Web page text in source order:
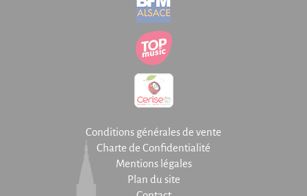
Conditions générales de vente
Charte de Confidentialité
Mentions légales
Plan du site